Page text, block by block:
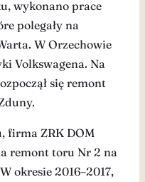
wykonano prace
polegały na
W Orzechowie
Volkswagena. Na
się remont
firma ZRK DOM
remont toru Nr 2 na
okresie 2016–2017,